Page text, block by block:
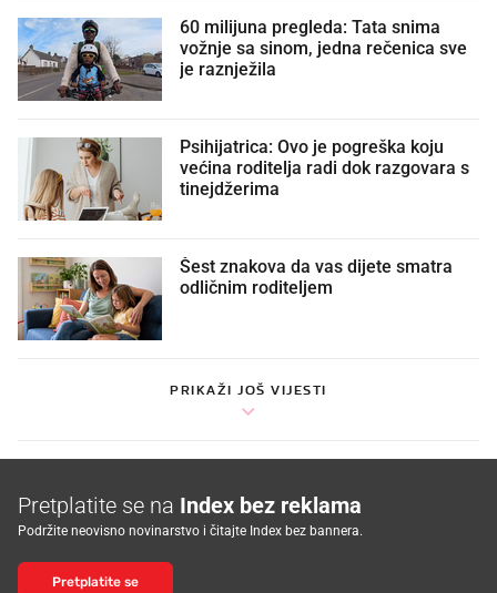
60 milijuna pregleda: Tata snima
vožnje sa sinom, jedna rečenica sve
je raznježila
Psihijatrica: Ovo je pogreška koju
većina roditelja radi dok razgovara s
tinejdžerima
Šest znakova da vas dijete smatra
odličnim roditeljem
PRIKAŽI JOŠ VIJESTI
Pretplatite se na Index bez reklama
Podržite neovisno novinarstvo i čitajte Index bez bannera.
Pretplatite se